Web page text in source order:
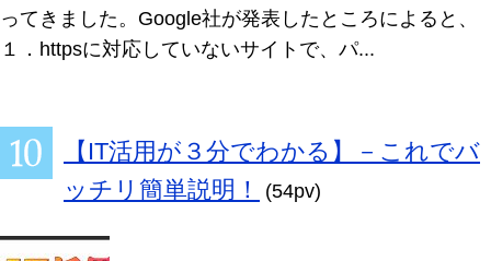
ってきました。Google社が発表したところによると、
１．httpsに対応していないサイトで、パ...
【IT活用が３分でわかる】－これでバ
ッチリ簡単説明！
(54pv)